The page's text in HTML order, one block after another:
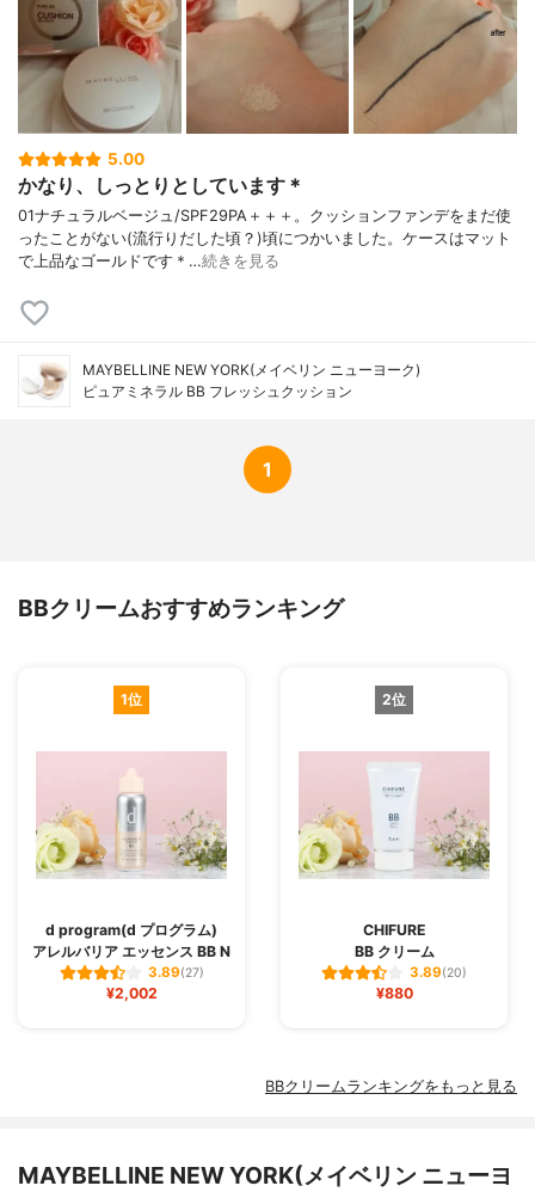
アリン酸、トリエトキシカプリリルシラ
ン、レシチン、ミリスチン酸イソプロピ
ル、イソステアリン酸、パルミチン酸エチ
ルヘキシル、アデノシン、ポリリシノレイ
ン酸ポリグリセリル-3、EDTA-2Na、BH
T、ヒドロキシステアリン酸エチルヘキシ
ルミナ
5.00
かなり、しっとりとしています＊
01ナチュラルベージュ/SPF29PA＋＋＋。クッションファンデをまだ使
ったことがない(流行りだした頃？)頃につかいました。ケースはマット
で上品なゴールドです＊…続きを見る
MAYBELLINE NEW YORK(メイベリン ニューヨーク)
ピュアミネラル BB フレッシュクッション
1
BBクリームおすすめランキング
1位
d program(d プログラム)
アレルバリア エッセンス BB N
3.89(27)
¥2,002
2位
CHIFURE
BB クリーム
3.89(20)
¥880
BBクリームランキングをもっと見る
MAYBELLINE NEW YORK(メイベリン ニューヨ